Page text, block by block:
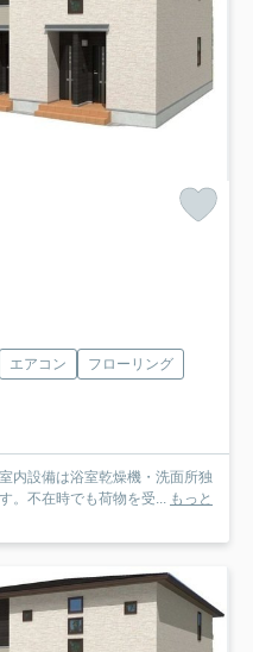
エアコン
フローリング
内設備は浴室乾燥機・洗面所独
。不在時でも荷物を受... もっと